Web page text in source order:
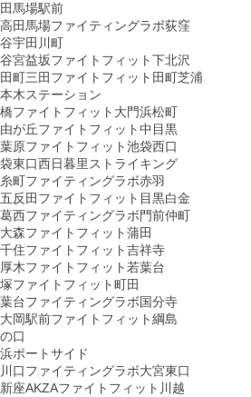
馬場駅前
田馬場ファイティングラボ荻窪
宇田川町
宮益坂ファイトフィット下北沢
町三田 ファイトフィット田町芝浦
木ステーション
ファイトフィット大門浜松町
が丘ファイトフィット中目黒
原ファイトフィット池袋西口
東口西日暮里ストライキング
町ファイティングラボ赤羽
反田 ファイトフィット目黒白金
西ファイティングラボ門前仲町
森ファイトフィット蒲田
住ファイトフィット吉祥寺
木ファイトフィット若葉台
ファイトフィット町田
台ファイティングラボ国分寺
岡駅前ファイトフィット綱島
口
ポートサイド
口ファイティングラボ大宮東口
座AKZAファイトフィット川越